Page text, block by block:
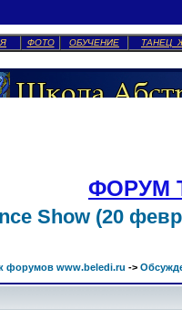
ФОТО ОБУЧЕНИЕ ТАНЕЦ
ФОРУМ
Show (20
форумов www.beledi.ru ->